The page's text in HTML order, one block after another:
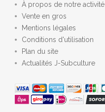
À propos de notre activité
Vente en gros
Mentions légales
Conditions d'utilisation
Plan du site
Actualités J-Subculture